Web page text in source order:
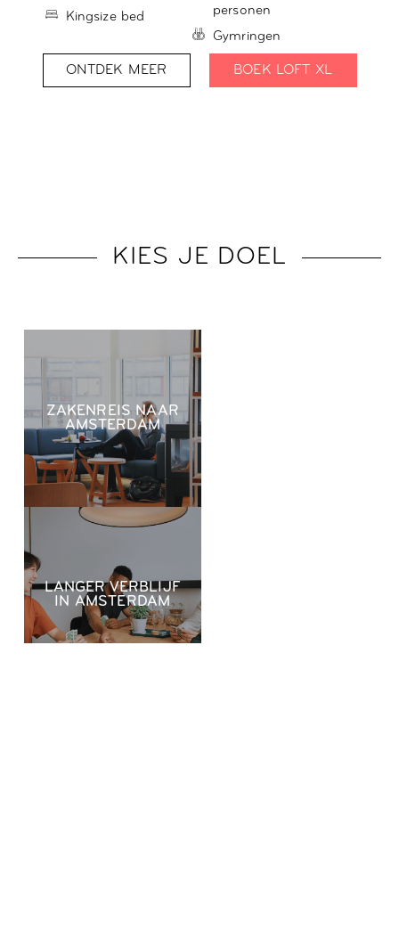
Kingsize bed
personen
Gymringen
ONTDEK MEER BOEK LOFT XL
KIES JE DOEL
ZAKENREIS NAAR
AMSTERDAM
LANGER VERBLIJF
IN AMSTERDAM